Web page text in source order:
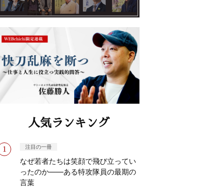
人気ランキング
注目の一冊
なぜ若者たちは笑顔で飛び立ってい
ったのか——ある特攻隊員の最期の
言葉